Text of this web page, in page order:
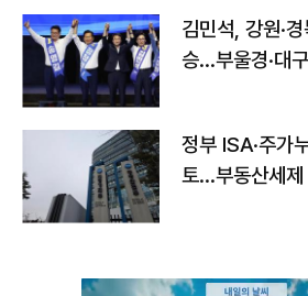
김민석, 강원·
승…부울경·대
정부 ISA·주가
토…부동산세제